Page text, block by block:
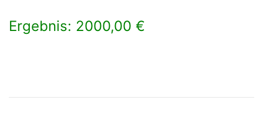
Ergebnis: 2000,00 €